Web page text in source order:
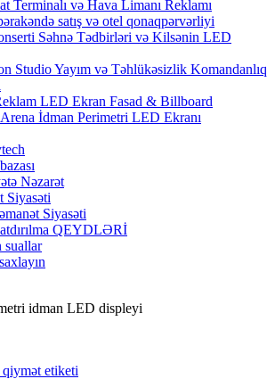
Terminalı və Hava Limanı Reklamı
satış və otel qonaqpərvərliyi
Səhnə Tədbirləri və Kilsənin LED
Studio Yayım və Təhlükəsizlik Komandanlıq
LED Ekran Fasad & Billboard
İdman Perimetri LED Ekranı
Nəzarət
Siyasəti
Siyasəti
QEYDLƏRİ
suallar
etiketi